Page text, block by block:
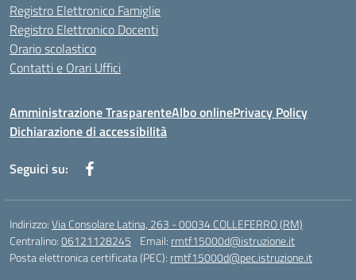
Registro Elettronico Famiglie
Registro Elettronico Docenti
Orario scolastico
Contatti e Orari Uffici
Amministrazione TrasparenteAlbo onlinePrivacy Policy
Dichiarazione di accessibilità
Seguici su:
Indirizzo:Via Consolare Latina, 263 - 00034 COLLEFERRO (RM)
Centralino:06121128245 Email: rmtf15000d@istruzione.it
Posta elettronica certificata (PEC): rmtf15000d@pec.istruzione.it